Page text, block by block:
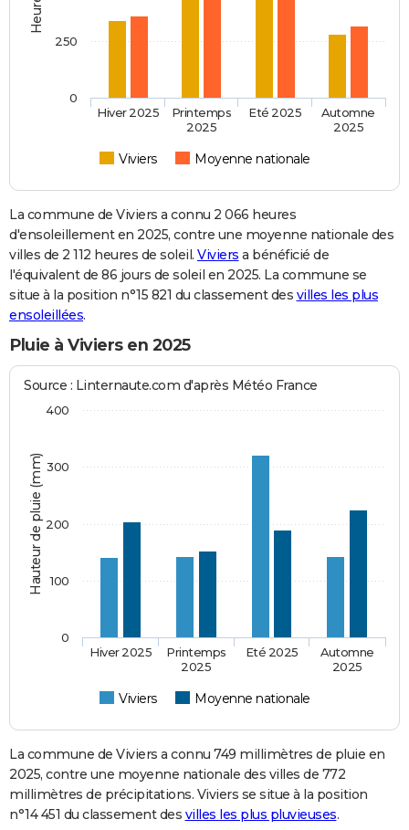
Viviers Moyenne nationale
Hiver 2025
Printemps
2025
Eté 2025
Automne
2025
0
250
La commune de Viviers a connu 2 066 heures
d'ensoleillement en 2025, contre une moyenne nationale des
villes de 2 112 heures de soleil. Viviers a bénéficié de
l'équivalent de 86 jours de soleil en 2025. La commune se
situe à la position n°15 821 du classement des villes les plus
ensoleillées.
Pluie à Viviers en 2025
Hauteur de pluie (mm)
Source : Linternaute.com d'après Météo France
Viviers Moyenne nationale
Hiver 2025
Printemps
2025
Eté 2025
Automne
2025
0
100
200
300
400
La commune de Viviers a connu 749 millimètres de pluie en
2025, contre une moyenne nationale des villes de 772
millimètres de précipitations. Viviers se situe à la position
n°14 451 du classement des villes les plus pluvieuses.